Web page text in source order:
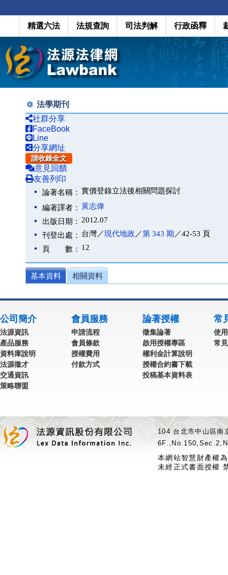
精選六法 法規查詢 司法判解 行政函釋
法學期刊
社群分享
FaceBook
Line
分享網址
請收錄全文
意見回饋
友善列印
論著名稱： 實價登錄立法後相關問題探討
編著譯者： 黃志偉
出版日期： 2012.07
刊登出處： 台灣／現代地政 ／第 343 期 ／42-53 頁
頁 數： 12
基本資料 相關資料
公司簡介
法源資訊
產品服務
資料庫說明
法源徵才
交通資訊
策略聯盟
會員服務
申請流程
會員條款
授權費用
付款方式
論著授權
徵集論著
啟用授權專區
權利金計算說明
授權合約書下載
投稿基本資料表
常
使
常
104 台北市中山區
本網站智慧財產權
未經正式書面授權